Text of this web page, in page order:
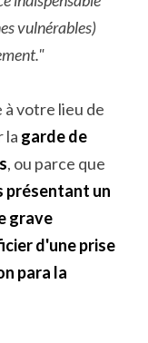
vulnérables)
à votre lieu de
la garde de
, ou parce que
présentant un
grave
d'une prise
para la